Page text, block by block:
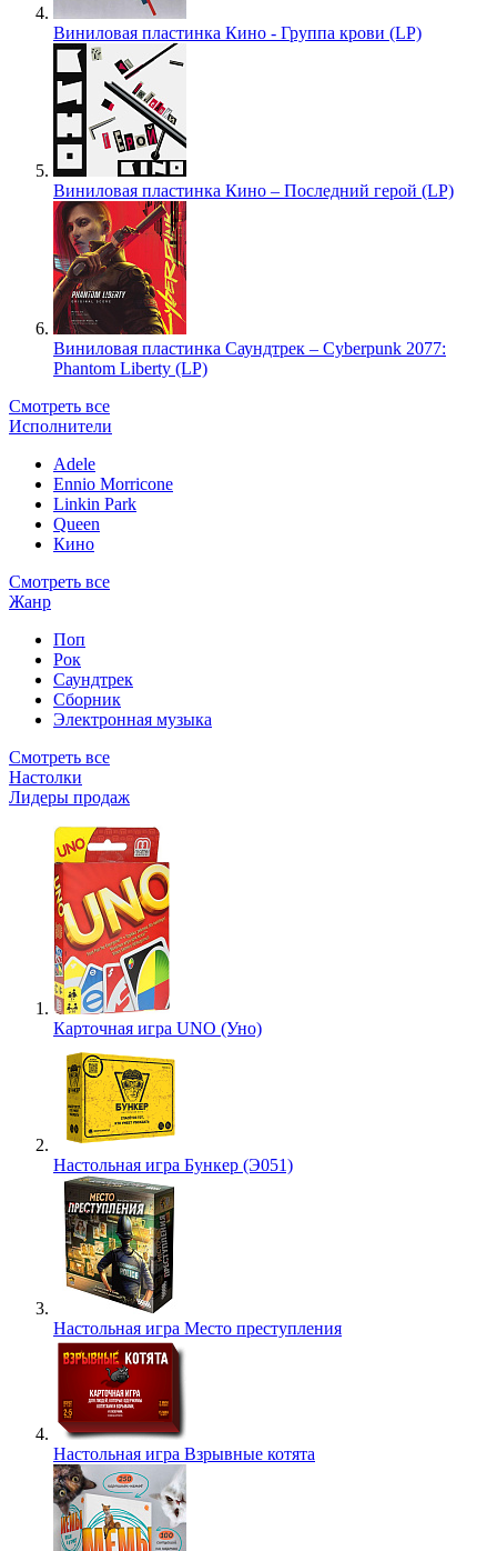
Виниловая пластинка Кино - Группа крови (LP)
Виниловая пластинка Кино – Последний герой (LP)
Виниловая пластинка Саундтрек – Cyberpunk 2077:
Phantom Liberty (LP)
Смотреть все
Исполнители
Adele
Ennio Morricone
Linkin Park
Queen
Кино
Смотреть все
Жанр
Поп
Рок
Саундтрек
Сборник
Электронная музыка
Смотреть все
Настолки
Лидеры продаж
Карточная игра UNO (Уно)
Настольная игра Бункер (Э051)
Настольная игра Место преступления
Настольная игра Взрывные котята